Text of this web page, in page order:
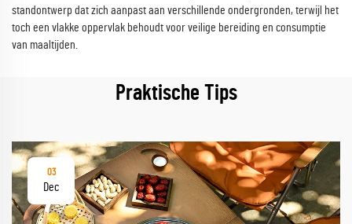
standontwerp dat zich aanpast aan verschillende ondergronden, terwijl het
toch een vlakke oppervlak behoudt voor veilige bereiding en consumptie
van maaltijden.
Praktische Tips
03
Dec